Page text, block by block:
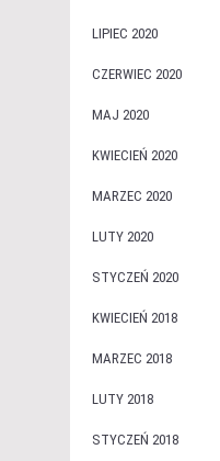
LIPIEC 2020
CZERWIEC 2020
MAJ 2020
KWIECIEŃ 2020
MARZEC 2020
LUTY 2020
STYCZEŃ 2020
KWIECIEŃ 2018
MARZEC 2018
LUTY 2018
STYCZEŃ 2018